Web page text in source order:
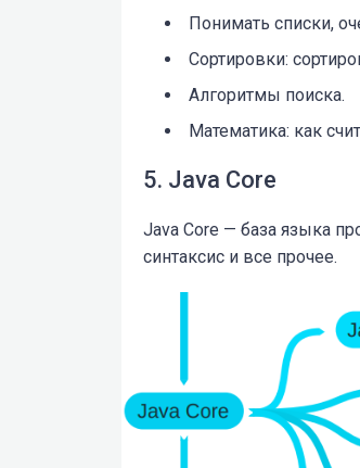
Понимать списки,
Сортировки:
Алгоритмы поиска.
Математика: как
5. Java Core
Java Core — база языка
синтаксис и все прочее.